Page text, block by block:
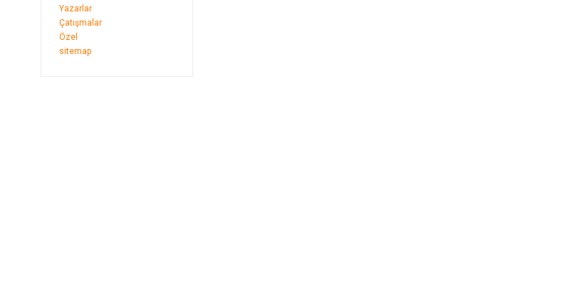
Yazarlar
Çatışmalar
Özel
sitemap